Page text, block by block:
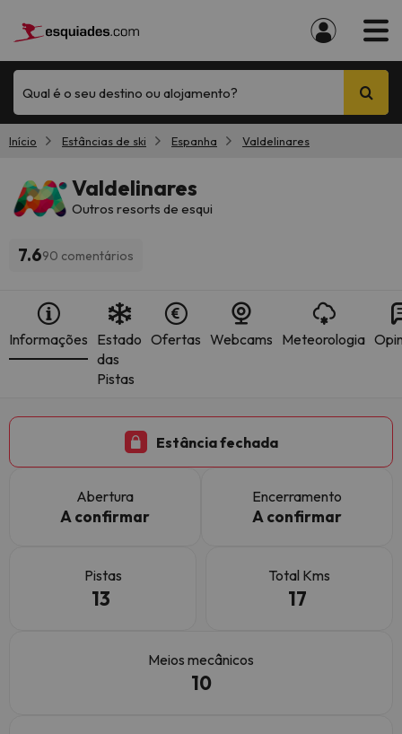
Qual é o seu destino ou alojamento?
Início Estâncias de ski Espanha Valdelinares
Valdelinares
Outros resorts de esqui
7.690 comentários
Informações Estado
das
Pistas
Ofertas Webcams Meteorologia
Estância fechada
Abertura
A confirmar
Encerramento
A confirmar
Pistas
13
Total Kms
17
Meios mecânicos
10